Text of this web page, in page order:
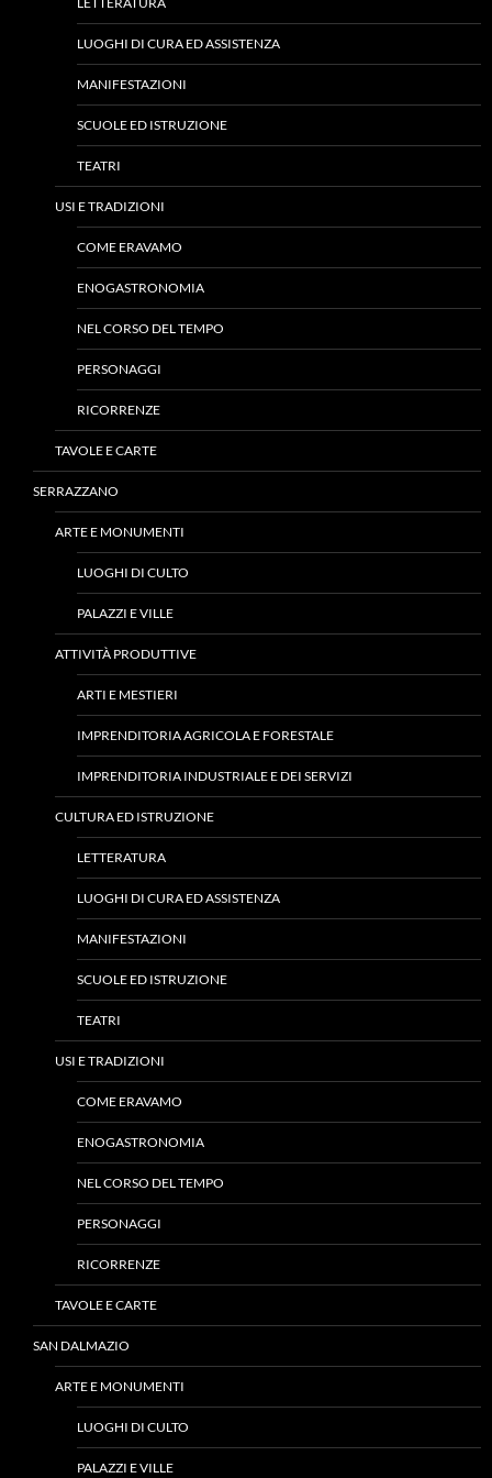
LUOGHI DI CURA ED ASSISTENZA
MANIFESTAZIONI
SCUOLE ED ISTRUZIONE
TEATRI
USI E TRADIZIONI
COME ERAVAMO
ENOGASTRONOMIA
NEL CORSO DEL TEMPO
PERSONAGGI
RICORRENZE
TAVOLE E CARTE
SERRAZZANO
ARTE E MONUMENTI
LUOGHI DI CULTO
PALAZZI E VILLE
ATTIVITÀ PRODUTTIVE
ARTI E MESTIERI
IMPRENDITORIA AGRICOLA E FORESTALE
IMPRENDITORIA INDUSTRIALE E DEI SERVIZI
CULTURA ED ISTRUZIONE
LETTERATURA
LUOGHI DI CURA ED ASSISTENZA
MANIFESTAZIONI
SCUOLE ED ISTRUZIONE
TEATRI
USI E TRADIZIONI
COME ERAVAMO
ENOGASTRONOMIA
NEL CORSO DEL TEMPO
PERSONAGGI
RICORRENZE
TAVOLE E CARTE
SAN DALMAZIO
ARTE E MONUMENTI
LUOGHI DI CULTO
PALAZZI E VILLE